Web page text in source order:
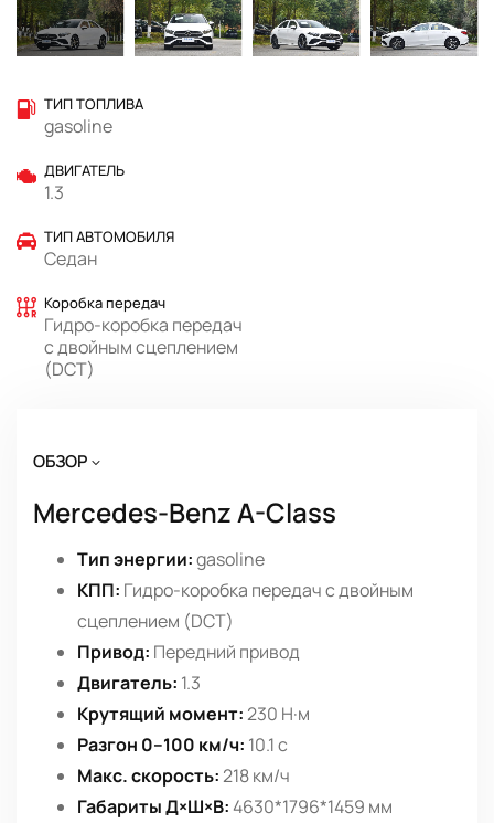
ТИП ТОПЛИВА
gasoline
ДВИГАТЕЛЬ
1.3
ТИП АВТОМОБИЛЯ
Седан
Коробка передач
Гидро-коробка передач
с двойным сцеплением
(DCT)
ОБЗОР
Mercedes-Benz A-Class
Тип энергии:gasoline
КПП: Гидро-коробка передач с двойным
сцеплением (DCT)
Привод: Передний привод
Двигатель: 1.3
Крутящий момент:230 Н·м
Разгон 0–100 км/ч: 10.1 с
Макс. скорость:218 км/ч
Габариты Д×Ш×В: 4630*1796*1459 мм